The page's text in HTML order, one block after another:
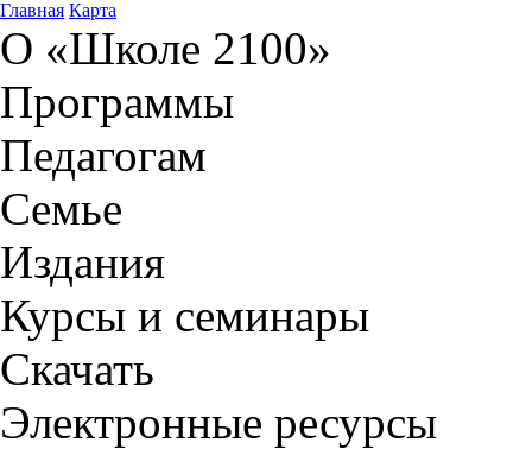
Главная Карта
О «Школе 2100»
Программы
Педагогам
Семье
Издания
Курсы и семинары
Скачать
Электронные ресурсы